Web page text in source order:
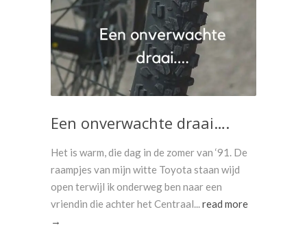
Een onverwachte draai….
Het is warm, die dag in de zomer van ‘91. De
raampjes van mijn witte Toyota staan wijd
open terwijl ik onderweg ben naar een
vriendin die achter het Centraal...read more
→